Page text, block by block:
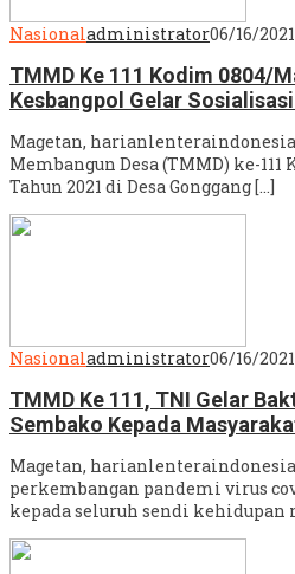
Nasionaladministrator06/16/2021
TMMD Ke 111 Kodim 0804/
Kesbangpol Gelar
Magetan,
Membangun Desa (TMMD) ke-
Tahun 2021 di Desa Gonggang […]
Nasionaladministrator06/16/2021
TMMD Ke 111, TNI Gelar
Sembako Kepada
Magetan,
perkembangan pandemi virus
kepada seluruh sendi kehidupan